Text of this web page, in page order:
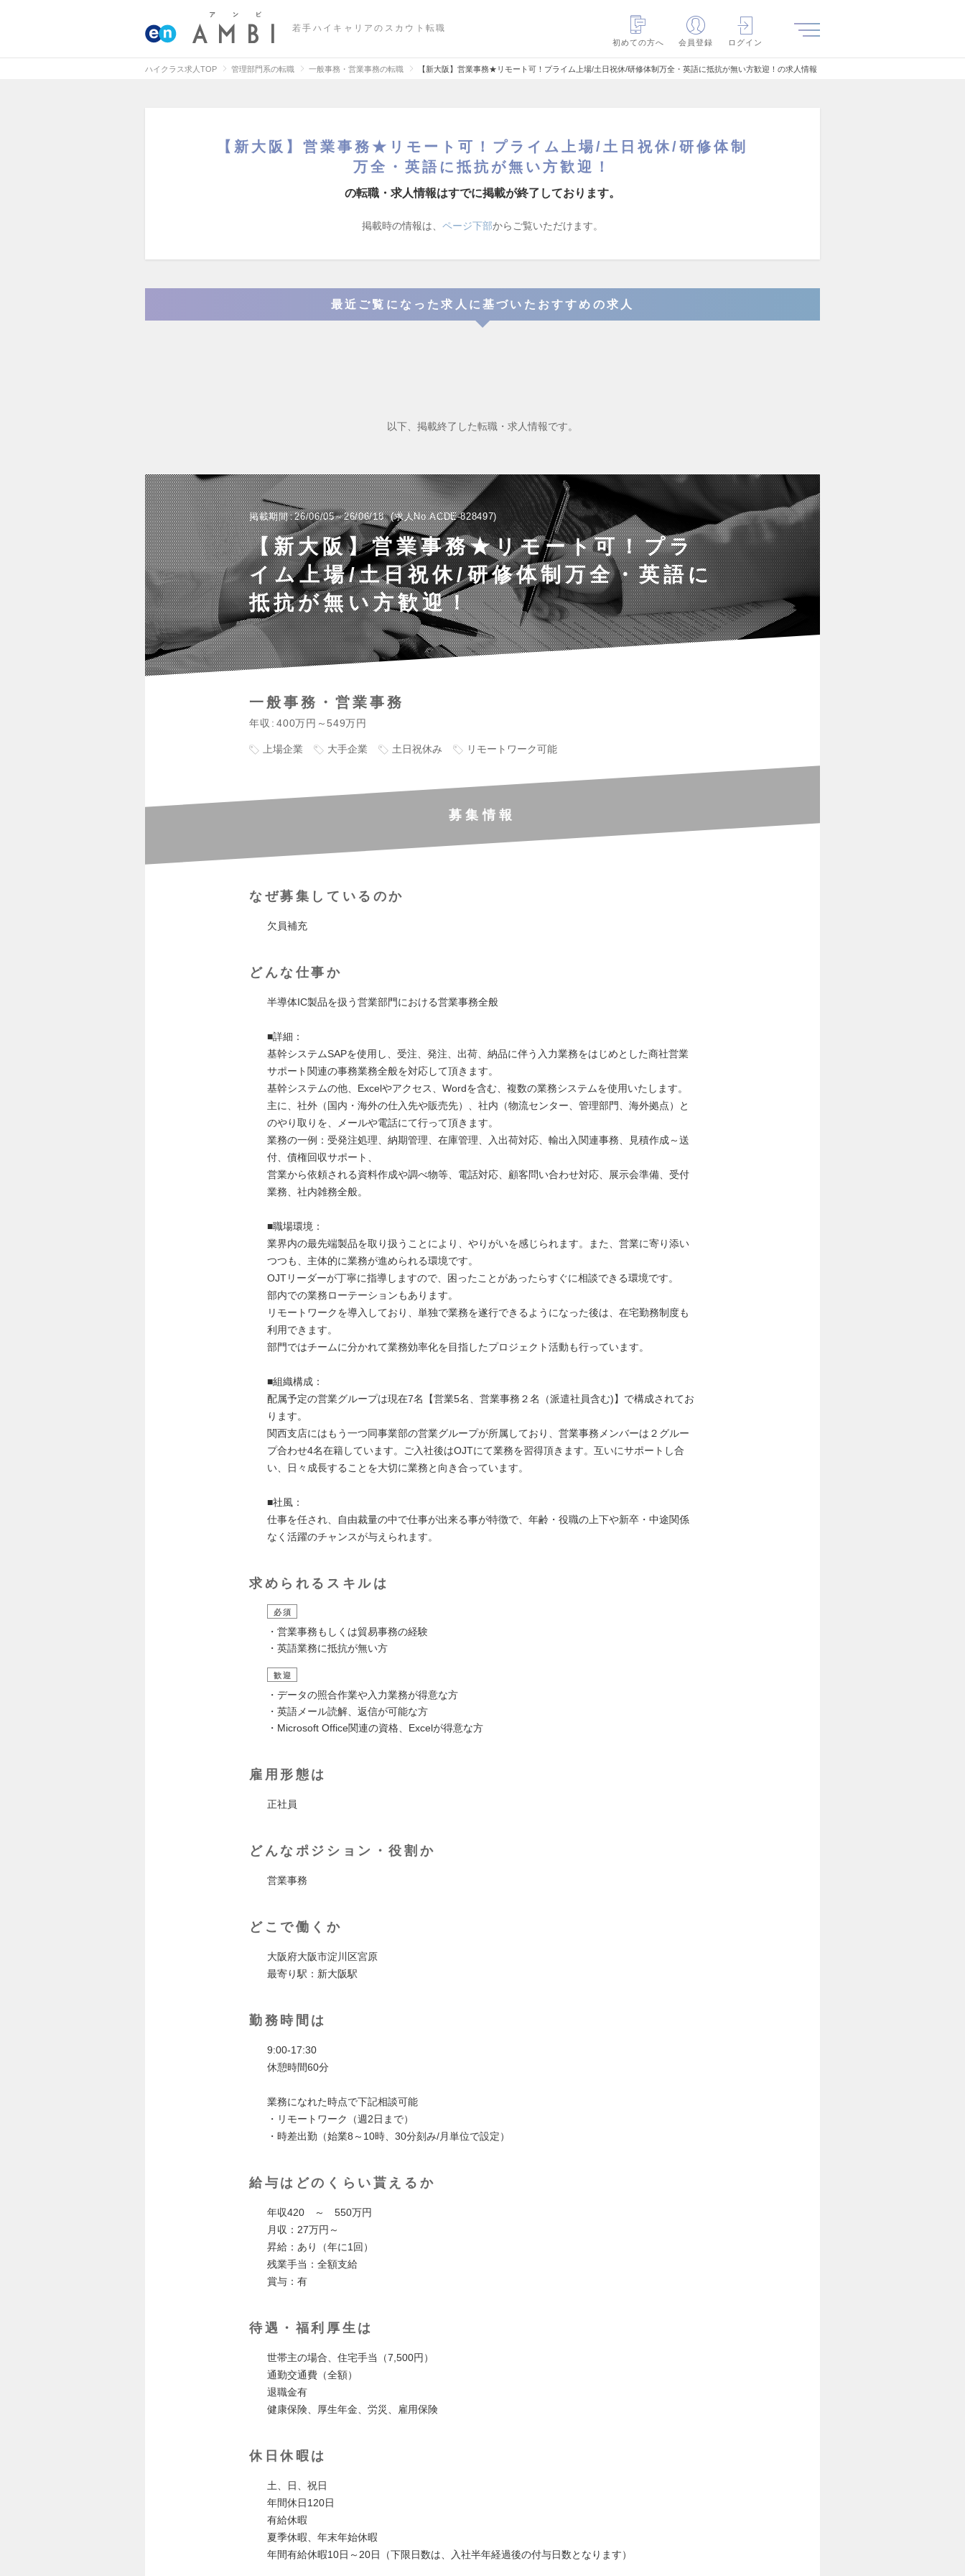
若手ハイキャリアのスカウト転職
初めての方へ
会員登録 ログイン
ハイクラス求人TOP 管理部門系の転職 一般事務・営業事務の転職 【新大阪】営業事務★リモート可！プライム上場/土日祝休/研修体制万全・英語に抵抗が無い方歓迎！の求人情報
【新大阪】営業事務★リモート可！プライム上場/土日祝休/研修体制
万全・英語に抵抗が無い方歓迎！
の転職・求人情報はすでに掲載が終了しております。
掲載時の情報は、 ページ下部からご覧いただけます。
最近ご覧になった求人に基づいたおすすめの求人
以下、掲載終了した転職・求人情報です。
掲載期間 26/06/05～26/06/18 求人No.ACDE-828497
【新大阪】営業事務★リモート可！プラ
イム上場/土日祝休/研修体制万全・英語に
抵抗が無い方歓迎！
一般事務・営業事務
年収 400万円～549万円
上場企業 大手企業 土日祝休み リモートワーク可能
募集情報
なぜ募集しているのか
欠員補充
どんな仕事か
半導体IC製品を扱う営業部門における営業事務全般
■詳細：
基幹システムSAPを使用し、受注、発注、出荷、納品に伴う入力業務をはじめとした商社営業
サポート関連の事務業務全般を対応して頂きます。
基幹システムの他、Excelやアクセス、Wordを含む、複数の業務システムを使用いたします。
主に、社外（国内・海外の仕入先や販売先）、社内（物流センター、管理部門、海外拠点）と
のやり取りを、メールや電話にて行って頂きます。
業務の一例：受発注処理、納期管理、在庫管理、入出荷対応、輸出入関連事務、見積作成～送
付、債権回収サポート、
営業から依頼される資料作成や調べ物等、電話対応、顧客問い合わせ対応、展示会準備、受付
業務、社内雑務全般。
■職場環境：
業界内の最先端製品を取り扱うことにより、やりがいを感じられます。また、営業に寄り添い
つつも、主体的に業務が進められる環境です。
OJTリーダーが丁寧に指導しますので、困ったことがあったらすぐに相談できる環境です。
部内での業務ローテーションもあります。
リモートワークを導入しており、単独で業務を遂行できるようになった後は、在宅勤務制度も
利用できます。
部門ではチームに分かれて業務効率化を目指したプロジェクト活動も行っています。
■組織構成：
配属予定の営業グループは現在7名【営業5名、営業事務２名（派遣社員含む)】で構成されてお
ります。
関西支店にはもう一つ同事業部の営業グループが所属しており、営業事務メンバーは２グルー
プ合わせ4名在籍しています。ご入社後はOJTにて業務を習得頂きます。互いにサポートし合
い、日々成長することを大切に業務と向き合っています。
■社⾵：
仕事を任され、⾃由裁量の中で仕事が出来る事が特徴で、年齢・役職の上下や新卒・中途関係
なく活躍のチャンスが与えられます。
求められるスキルは
必須
・営業事務もしくは貿易事務の経験
・英語業務に抵抗が無い方
歓迎
・データの照合作業や入力業務が得意な方
・英語メール読解、返信が可能な方
・Microsoft Office関連の資格、Excelが得意な方
雇用形態は
正社員
どんなポジション・役割か
営業事務
どこで働くか
大阪府大阪市淀川区宮原
最寄り駅：新大阪駅
勤務時間は
9:00-17:30
休憩時間60分
業務になれた時点で下記相談可能
・リモートワーク（週2日まで）
・時差出勤（始業8～10時、30分刻み/月単位で設定）
給与はどのくらい貰えるか
年収420 ～ 550万円
月収：27万円～
昇給：あり（年に1回）
残業手当：全額支給
賞与：有
待遇・福利厚生は
世帯主の場合、住宅手当（7,500円）
通勤交通費（全額）
退職金有
健康保険、厚生年金、労災、雇用保険
休日休暇は
土、日、祝日
年間休日120日
有給休暇
夏季休暇、年末年始休暇
年間有給休暇10日～20日（下限日数は、入社半年経過後の付与日数となります）